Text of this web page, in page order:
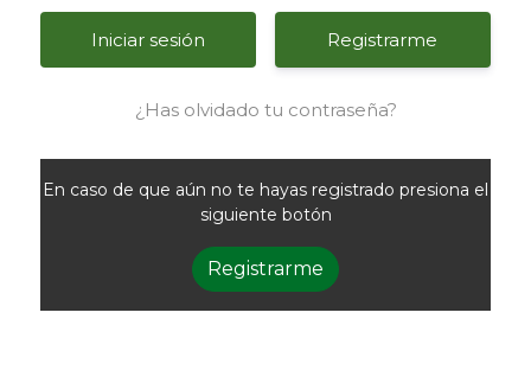
Registrarme
¿Has olvidado tu contraseña?
En caso de que aún no te hayas registrado presiona el
siguiente botón
Registrarme